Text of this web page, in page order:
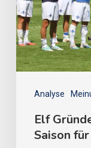
Analyse
Elf
Saison